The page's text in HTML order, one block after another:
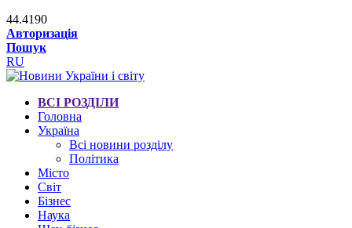
44.4190
Авторизація
Пошук
RU
ВСІ РОЗДІЛИ
Головна
Україна
Всі новини розділу
Політика
Місто
Світ
Бізнес
Наука